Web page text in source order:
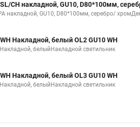
CH накладной, GU10, D80*100мм,
накладной, GU10, D80*100мм, серебро/
Накладной, белый OL2 GU10 WH
белыйНакладной светильник
Накладной, белый OL3 GU10 WH
белыйНакладной светильник